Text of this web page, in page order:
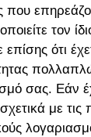
που
τον
ότι
σας. Εάν
με τις